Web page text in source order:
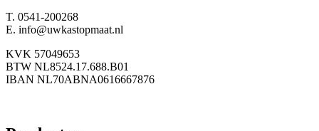
T. 0541-200268
E. info@uwkastopmaat.nl
KVK 57049653
BTW NL8524.17.688.B01
IBAN NL70ABNA0616667876